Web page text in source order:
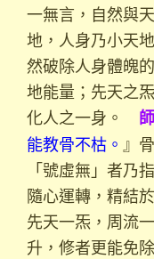
一無言，自然與
地，人身乃小天
然破除人身體魄
地能量；先天之
化人之一身。 師
能教骨不枯。 』
「號虛無」者乃
隨心運轉，精結
先天一炁，周流
升，修者更能免